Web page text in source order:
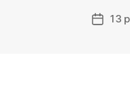
Data
13